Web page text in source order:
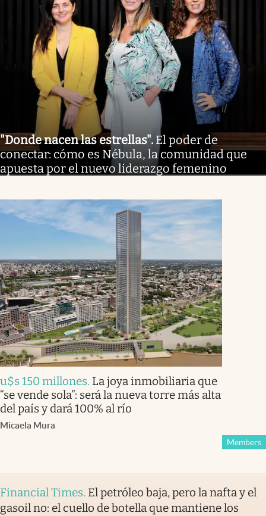
"Donde nacen las estrellas". El poder de
conectar: cómo es Nébula, la comunidad que
apuesta por el nuevo liderazgo femenino
u$s 150 millones. La joya inmobiliaria que
“se vende sola”: será la nueva torre más alta
del país y dará 100% al río
Micaela Mura
Members
Financial Times. El petróleo baja, pero la nafta y el
gasoil no: el cuello de botella que mantiene los